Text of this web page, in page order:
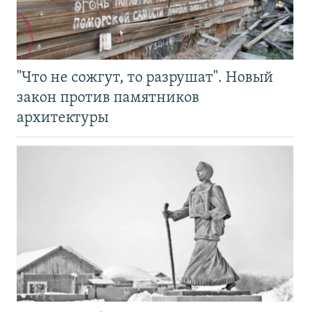
"Что не сожгут, то разрушат". Новый
закон против памятников
архитектуры